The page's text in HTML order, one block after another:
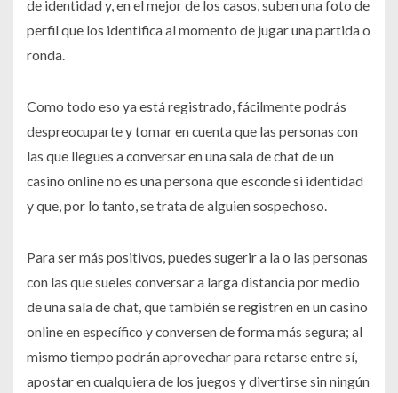
de identidad y, en el mejor de los casos, suben una foto de
perfil que los identifica al momento de jugar una partida o
ronda.
Como todo eso ya está registrado, fácilmente podrás
despreocuparte y tomar en cuenta que las personas con
las que llegues a conversar en una sala de chat de un
casino online no es una persona que esconde si identidad
y que, por lo tanto, se trata de alguien sospechoso.
Para ser más positivos, puedes sugerir a la o las personas
con las que sueles conversar a larga distancia por medio
de una sala de chat, que también se registren en un casino
online en específico y conversen de forma más segura; al
mismo tiempo podrán aprovechar para retarse entre sí,
apostar en cualquiera de los juegos y divertirse sin ningún